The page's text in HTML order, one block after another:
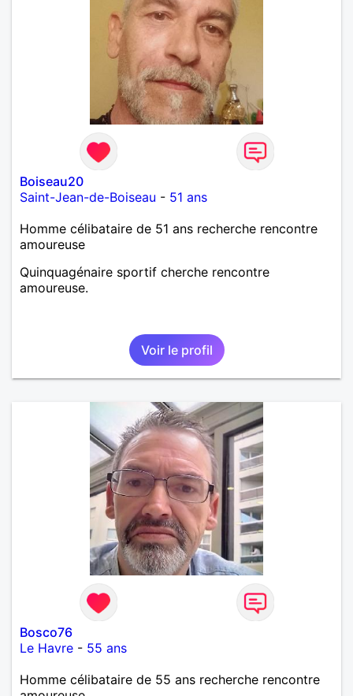
Boiseau20
Saint-Jean-de-Boiseau - 51 ans
Homme célibataire de 51 ans recherche rencontre
amoureuse
Quinquagénaire sportif cherche rencontre
amoureuse.
Voir le profil
Bosco76
Le Havre - 55 ans
Homme célibataire de 55 ans recherche rencontre